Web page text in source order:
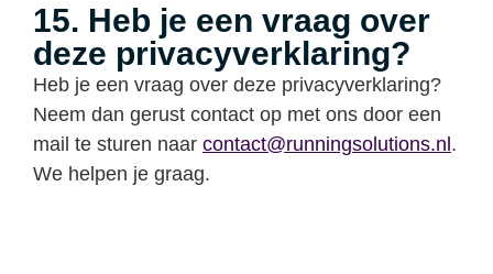
15. Heb je een vraag over
deze privacyverklaring?
Heb je een vraag over deze privacyverklaring?
Neem dan gerust contact op met ons door een
mail te sturen naar contact@runningsolutions.nl.
We helpen je graag.